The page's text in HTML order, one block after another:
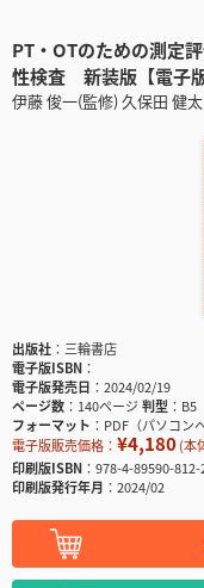
PT・OTのための測定
性検査 新装版【電子版
伊藤 俊一(監修) 久保田 健
出版社
三輪書店
電子版ISBN
電子版発売日
2024/02/19
ページ数
140ページ判型
B5
フォーマット
PDF（パソコン
電子版販売価格： ¥4,180(本
印刷版ISBN
978-4-89590-812-
印刷版発行年月
2024/02